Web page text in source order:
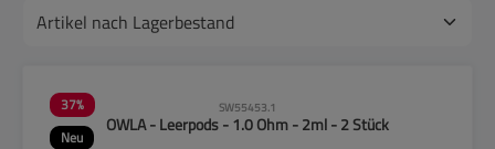
37%
Neu
SW55453.1
OWLA - Leerpods - 1.0 Ohm - 2ml - 2 Stück